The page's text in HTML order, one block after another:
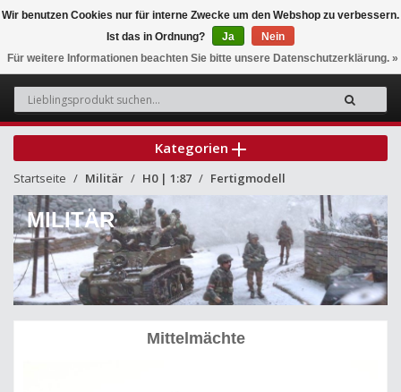
0
Kategorien
Startseite Militär H0 | 1:87 Fertigmodell
MILITÄR
Mittelmächte
Wir benutzen Cookies nur für interne Zwecke um den Webshop zu verbessern.
Ist das in Ordnung?
Ja
Nein
Für weitere Informationen beachten Sie bitte unsere Datenschutzerklärung. »